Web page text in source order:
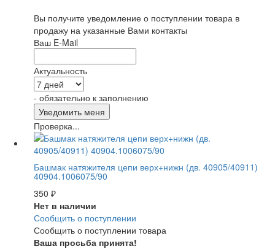
Вы получите уведомление о поступлении товара в
продажу на указанные Вами контакты
Ваш E-Mail
Актуальность
- обязательно к заполнению
Проверка...
Башмак натяжителя цепи верх+нижн (дв. 40905/40911)
40904.1006075/90
350 ₽
Нет в наличии
Сообщить о поступлении
Сообщить о поступлении товара
Ваша просьба принята!